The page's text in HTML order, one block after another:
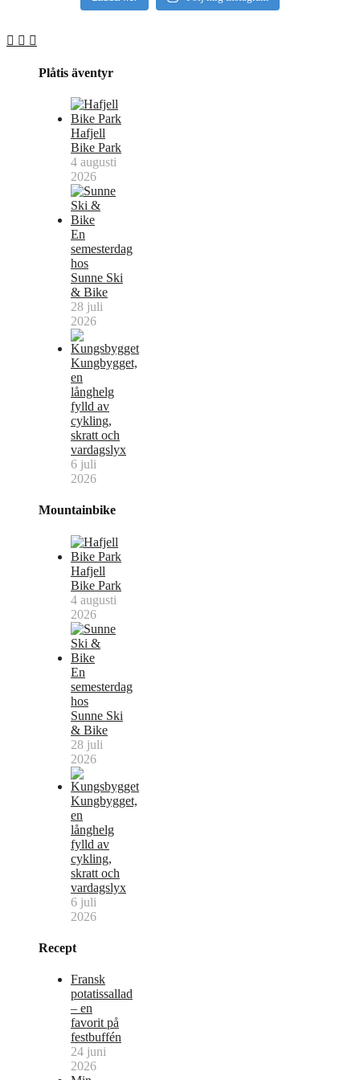
Plåtis äventyr
Hafjell
Bike Park
4 augusti
2026
En
semesterdag
hos
Sunne Ski
& Bike
28 juli
2026
Kungbygget,
en
långhelg
fylld av
cykling,
skratt och
vardagslyx
6 juli
2026
Mountainbike
Hafjell
Bike Park
4 augusti
2026
En
semesterdag
hos
Sunne Ski
& Bike
28 juli
2026
Kungbygget,
en
långhelg
fylld av
cykling,
skratt och
vardagslyx
6 juli
2026
Recept
Fransk
potatissallad
– en
favorit på
festbuffén
24 juni
2026